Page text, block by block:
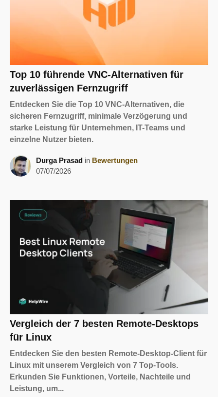
Top 10 führende VNC-Alternativen für
zuverlässigen Fernzugriff
Entdecken Sie die Top 10 VNC-Alternativen, die
sicheren Fernzugriff, minimale Verzögerung und
starke Leistung für Unternehmen, IT-Teams und
einzelne Nutzer bieten.
Durga Prasad in Bewertungen
07/07/2026
Vergleich der 7 besten Remote-Desktops
für Linux
Entdecken Sie den besten Remote-Desktop-Client für
Linux mit unserem Vergleich von 7 Top-Tools.
Erkunden Sie Funktionen, Vorteile, Nachteile und
Leistung, um...